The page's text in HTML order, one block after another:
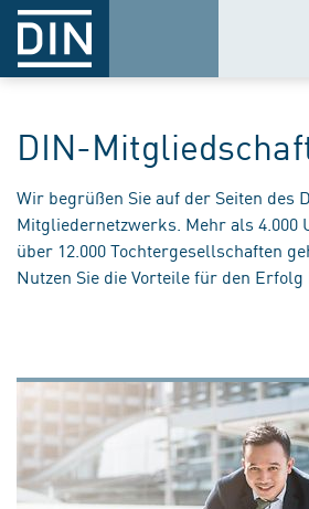
DIN-
Wir begrüßen Sie auf der Seiten des
Mitgliedernetzwerks. Mehr als 4.000
über 12.000 Tochtergesellschaften
Nutzen Sie die Vorteile für den